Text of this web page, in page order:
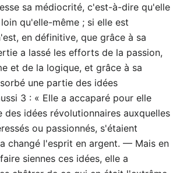
sa médiocrité, c'est-à-dire qu'elle
qu'elle-même ; si elle est
en définitive, que grâce à sa
a lassé les efforts de la passion,
et de la logique, et grâce à sa
une partie des idées
3 : « Elle a accaparé pour elle
des idées révolutionnaires auxquelles
ou passionnés, s'étaient
changé l'esprit en argent. — Mais en
siennes ces idées, elle a